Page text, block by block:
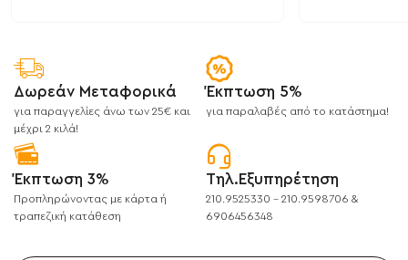
Δωρεάν Μεταφορικά
για παραγγελίες άνω των 25€ και
μέχρι 2 κιλά!
Έκπτωση 5%
για παραλαβές από το κατάστημα!
Έκπτωση 3%
Προπληρώνοντας με κάρτα ή
τραπεζική κατάθεση
Τηλ.Εξυπηρέτηση
210.9525330 - 210.9598706 &
6906456348